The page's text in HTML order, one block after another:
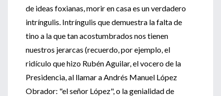
de ideas foxianas, morir en casa es un verdadero
intríngulis. Intríngulis que demuestra la falta de
tino a la que tan acostumbrados nos tienen
nuestros jerarcas (recuerdo, por ejemplo, el
ridículo que hizo Rubén Aguilar, el vocero de la
Presidencia, al llamar a Andrés Manuel López
Obrador: "el señor López", o la genialidad de